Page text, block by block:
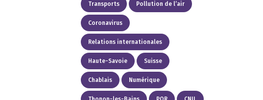
Transports Pollution de l’air
Coronavirus
Relations internationales
Haute-Savoie Suisse
Chablais Numérique